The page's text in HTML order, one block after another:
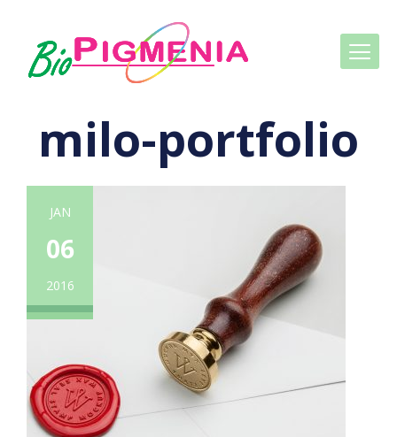
milo-portfolio
JAN
06
2016